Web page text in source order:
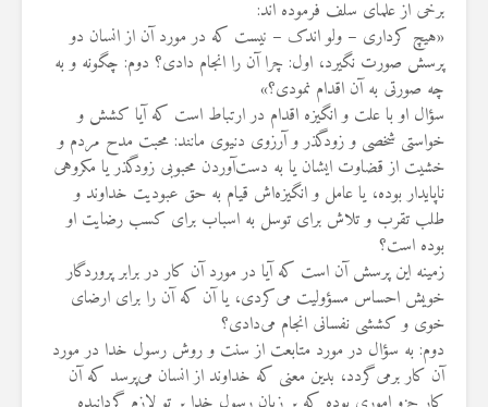
برخی از علمای سلف فرموده اند:
«هیچ کرداری – ولو اندک – نیست که در مورد آن از انسان دو
پرسش صورت نگیرد، اول: چرا آن را انجام دادی؟ دوم: چگونه و به
چه صورتی به آن اقدام نمودی؟»
سؤال او با علت و انگیزه اقدام در ارتباط است که آیا کشش و
خواستی شخصی و زودگذر و آرزوی دنیوی مانند: محبت مدح مردم و
خشیت از قضاوت ایشان یا به دست‌آوردن محبوبی زودگذر یا مکروهی
ناپایدار بوده، یا عامل و انگیزه‌اش قیام به حق عبودیت خداوند و
طلب تقرب و تلاش برای توسل به اسباب برای کسب رضایت او
بوده است؟
زمینه این پرسش آن است که آیا در مورد آن کار در برابر پروردگار
خویش احساس مسؤولیت می‌کردی، یا آن که آن را برای ارضای
خوی و کششی نفسانی انجام می‌دادی؟
دوم: به سؤال در مورد متابعت از سنت و روش رسول خدا در مورد
آن کار برمی‌گردد، بدین معنی که خداوند از انسان می‌پرسد که آن